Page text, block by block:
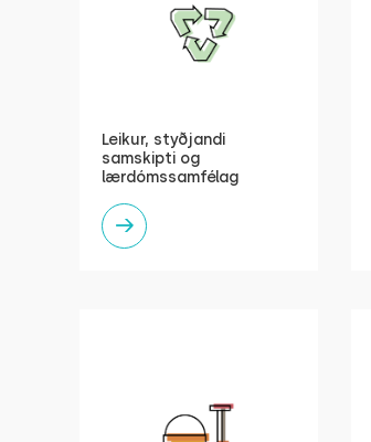
Leikur, styðjandi
samskipti og
lærdómssamfélag